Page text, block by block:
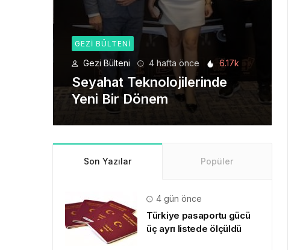
GEZI BÜLTENI
Gezi Bülteni 4 hafta önce 6.17k
Seyahat Teknolojilerinde
Yeni Bir Dönem
Son Yazılar Popüler
4 gün önce
Türkiye pasaportu gücü
üç ayrı listede ölçüldü